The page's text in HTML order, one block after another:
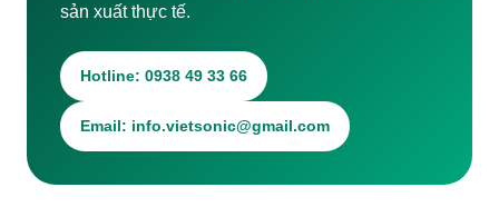
sản xuất thực tế.
Hotline: 0938 49 33 66
Email: info.vietsonic@gmail.com